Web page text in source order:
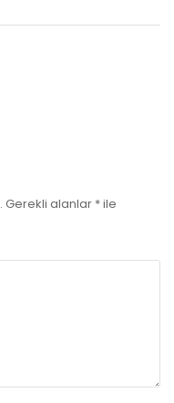
Gerekli alanlar *ile